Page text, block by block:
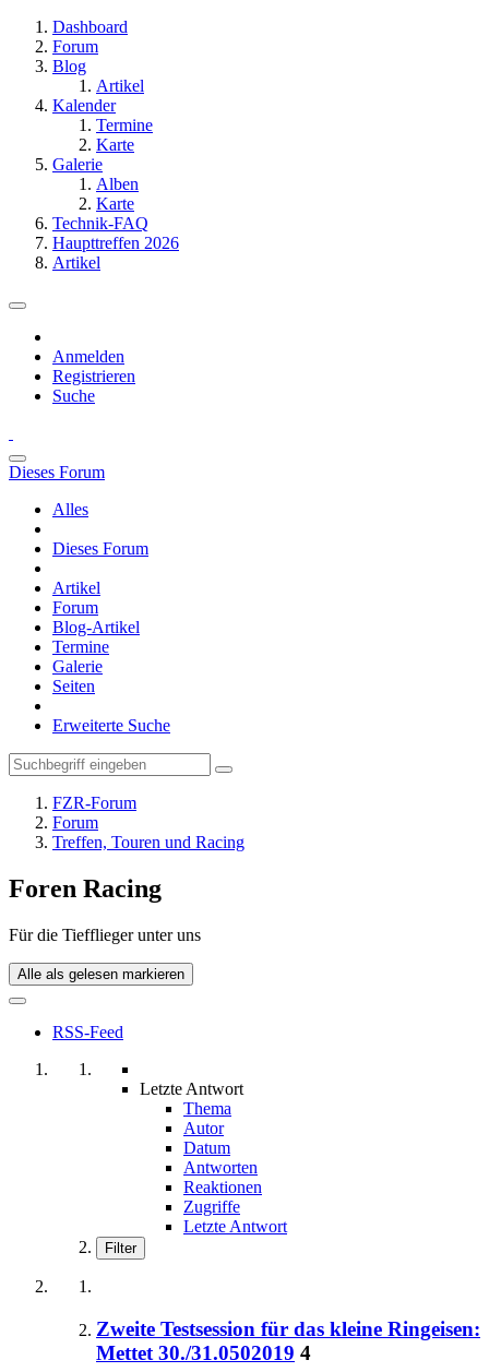
Dashboard
Forum
Blog
Artikel
Kalender
Termine
Karte
Galerie
Alben
Karte
Technik-FAQ
Haupttreffen 2026
Artikel
Anmelden
Registrieren
Suche
Dieses Forum
Alles
Dieses Forum
Artikel
Forum
Blog-Artikel
Termine
Galerie
Seiten
Erweiterte Suche
FZR-Forum
Forum
Treffen, Touren und Racing
Foren Racing
Für die Tiefflieger unter uns
Alle als gelesen markieren
RSS-Feed
Letzte Antwort
Thema
Autor
Datum
Antworten
Reaktionen
Zugriffe
Letzte Antwort
Filter
Zweite Testsession für das kleine Ringeisen:
Mettet 30./31.0502019 4